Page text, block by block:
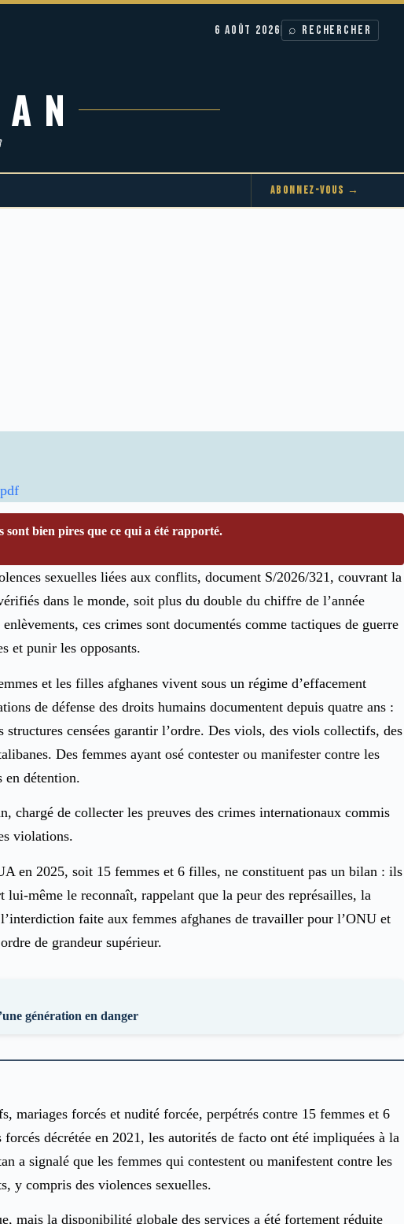
6 AOÛT 2026 ⌕ RECHERCHER
ABONNEZ-VOUS →
sont bien pires que ce qui a été rapporté.
sexuelles liées aux conflits, document S/2026/321, couvrant la
dans le monde, soit plus du double du chiffre de l’année
ces crimes sont documentés comme tactiques de guerre
et punir les opposants.
et les filles afghanes vivent sous un régime d’effacement
de défense des droits humains documentent depuis quatre ans :
censées garantir l’ordre. Des viols, des viols collectifs, des
Des femmes ayant osé contester ou manifester contre les
en détention.
chargé de collecter les preuves des crimes internationaux commis
violations.
en 2025, soit 15 femmes et 6 filles, ne constituent pas un bilan : ils
même le reconnaît, rappelant que la peur des représailles, la
faite aux femmes afghanes de travailler pour l’ONU et
de grandeur supérieur.
génération en danger
forcés et nudité forcée, perpétrés contre 15 femmes et 6
décrétée en 2021, les autorités de facto ont été impliquées à la
a signalé que les femmes qui contestent ou manifestent contre les
y compris des violences sexuelles.
mais la disponibilité globale des services a été fortement réduite